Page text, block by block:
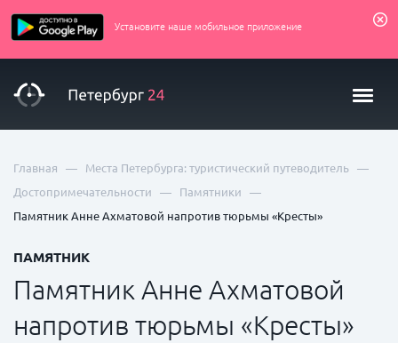
Установите наше мобильное приложение
Главная — Места Петербурга: туристический путеводитель —
Достопримечательности — Памятники —
Памятник Анне Ахматовой напротив тюрьмы «Кресты»
ПАМЯТНИК
Памятник Анне Ахматовой
напротив тюрьмы «Кресты»